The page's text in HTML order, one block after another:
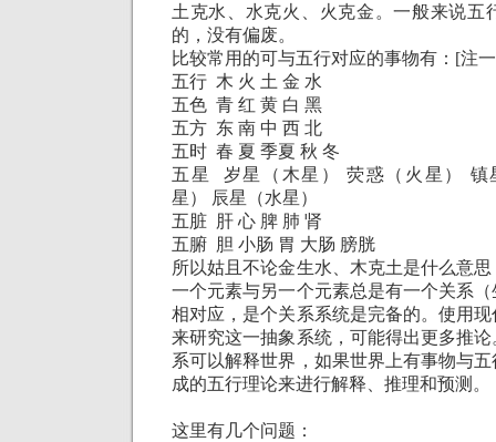
土克水、水克火、火克金。一般来说五
的，没有偏废。
比较常用的可与五行对应的事物有： [注一
五行 木 火 土 金 水
五色 青 红 黄 白 黑
五方 东 南 中 西 北
五时 春 夏 季夏 秋 冬
五星
岁星（木星） 荧惑（火星）
镇
星）
辰星（水星）
五脏
肝 心 脾 肺 肾
五腑 胆 小肠 胃 大肠 膀胱
所以姑且不论金生水、木克土是什么意
一个元素与另一个元素总是有一个关系
相对应，是个关系系统是完备的。使用
来研究这一抽象系统，可能得出更多推
系可以解释世界，如果世界上有事物与
成的五行理论来进行解释、推理和预测。
这里有几个问题：